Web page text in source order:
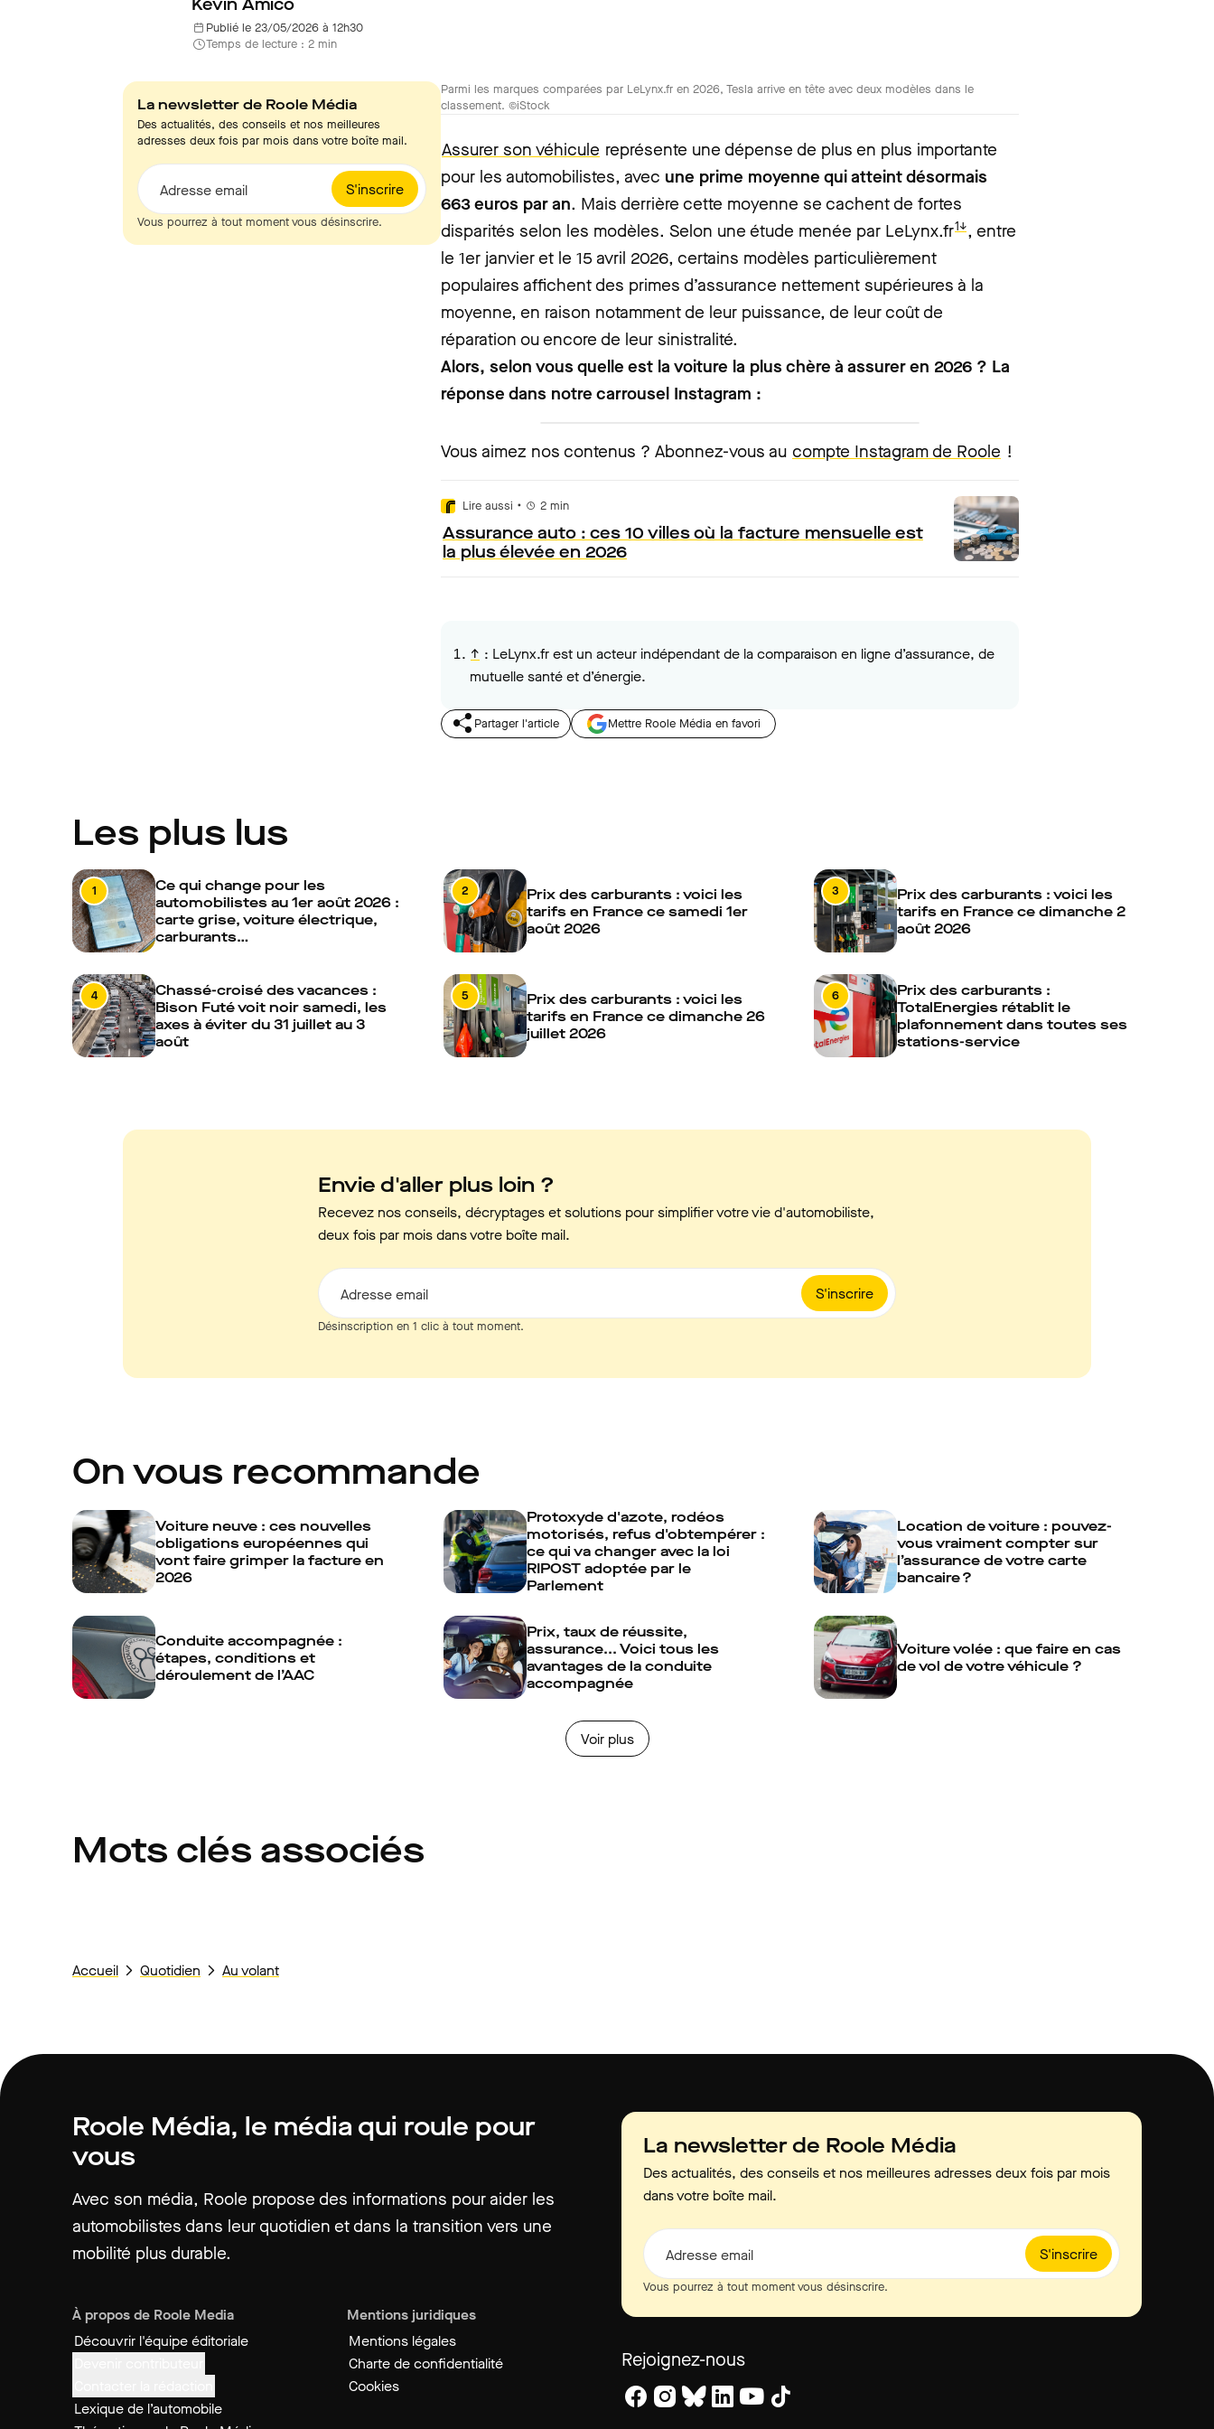
Kevin Amico
Publié le 23/05/2026 à 12h30
Temps de lecture : 2 min
La newsletter de Roole Média
Des actualités, des conseils et nos meilleures
adresses deux fois par mois dans votre boîte mail.
S'inscrire
Adresse email
Vous pourrez à tout moment vous désinscrire.
Parmi les marques comparées par LeLynx.fr en 2026, Tesla arrive en tête avec deux modèles dans le
classement. ©iStock
Assurer son véhicule représente une dépense de plus en plus importante
pour les automobilistes, avec une prime moyenne qui atteint désormais
663 euros par an. Mais derrière cette moyenne se cachent de fortes
disparités selon les modèles. Selon une étude menée par LeLynx.fr1↓, entre
le 1er janvier et le 15 avril 2026, certains modèles particulièrement
populaires affichent des primes d’assurance nettement supérieures à la
moyenne, en raison notamment de leur puissance, de leur coût de
réparation ou encore de leur sinistralité.
Alors, selon vous quelle est la voiture la plus chère à assurer en 2026 ? La
réponse dans notre carrousel Instagram :
Vous aimez nos contenus ? Abonnez-vous au compte Instagram de Roole !
Lire aussi • 2 min
Assurance auto : ces 10 villes où la facture mensuelle est
la plus élevée en 2026
↑ : LeLynx.fr est un acteur indépendant de la comparaison en ligne d’assurance, de
mutuelle santé et d’énergie.
Partager l'article Mettre Roole Média en favori
Les plus lus
1
Ce qui change pour les
automobilistes au 1er août 2026 :
carte grise, voiture électrique,
carburants…
2
Prix des carburants : voici les
tarifs en France ce samedi 1er
août 2026
3
Prix des carburants : voici les
tarifs en France ce dimanche 2
août 2026
4
Chassé-croisé des vacances :
Bison Futé voit noir samedi, les
axes à éviter du 31 juillet au 3
août
5
Prix des carburants : voici les
tarifs en France ce dimanche 26
juillet 2026
6
Prix des carburants :
TotalEnergies rétablit le
plafonnement dans toutes ses
stations-service
Envie d'aller plus loin ?
Recevez nos conseils, décryptages et solutions pour simplifier votre vie d'automobiliste,
deux fois par mois dans votre boîte mail.
S'inscrire
Adresse email
Désinscription en 1 clic à tout moment.
On vous recommande
Voiture neuve : ces nouvelles
obligations européennes qui
vont faire grimper la facture en
2026
Protoxyde d'azote, rodéos
motorisés, refus d'obtempérer :
ce qui va changer avec la loi
RIPOST adoptée par le
Parlement
Location de voiture : pouvez-
vous vraiment compter sur
l’assurance de votre carte
bancaire ?
Conduite accompagnée :
étapes, conditions et
déroulement de l’AAC
Prix, taux de réussite,
assurance... Voici tous les
avantages de la conduite
accompagnée
Voiture volée : que faire en cas
de vol de votre véhicule ?
Voir plus
Mots clés associés
Accueil Quotidien Au volant
Roole Média, le média qui roule pour
vous
Avec son média, Roole propose des informations pour aider les
automobilistes dans leur quotidien et dans la transition vers une
mobilité plus durable.
À propos de Roole Media
Découvrir l'équipe éditoriale
Lexique de l’automobile
Mentions juridiques
Mentions légales
Charte de confidentialité
Cookies
La newsletter de Roole Média
Des actualités, des conseils et nos meilleures adresses deux fois par mois
dans votre boîte mail.
S'inscrire
Adresse email
Vous pourrez à tout moment vous désinscrire.
Rejoignez-nous